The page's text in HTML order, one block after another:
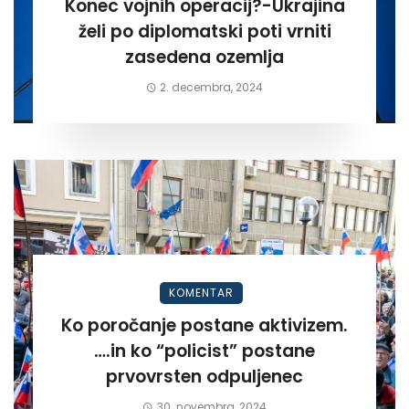
Konec vojnih operacij?-Ukrajina
želi po diplomatski poti vrniti
zasedena ozemlja
2. decembra, 2024
KOMENTAR
Ko poročanje postane aktivizem.
….in ko “policist” postane
prvovrsten odpuljenec